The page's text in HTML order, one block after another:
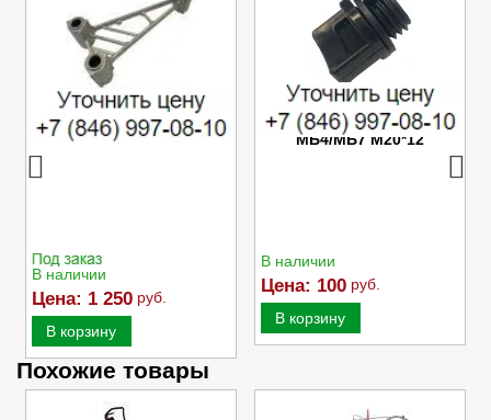
Успокоитель цепи
Caiman VARIO
В наличии
Цена: 1 250 руб.
В корзину
Пробка маслозаливного
отверстия редуктора
МБ4/МБ7 M20*12
В наличии
Цена: 100 руб.
В корзину
Похожие товары